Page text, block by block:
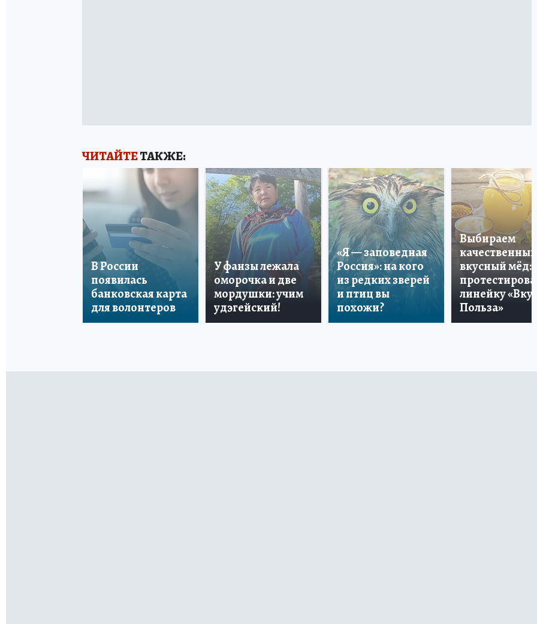
ЧИТАЙТЕТАКЖЕ:
В России
появилась
банковская карта
для волонтеров
У фанзы лежала
оморочка и две
мордушки: учим
удэгейский!
«Я — заповедная
Россия»: на кого
из редких зверей
и птиц вы
похожи?
Выбираем
качественный
вкусный мёд:
линейку «Вкус
Польза»